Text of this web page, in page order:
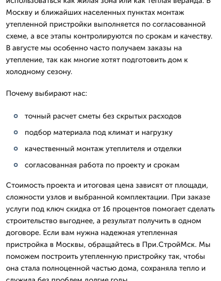
Москву и ближайших населенных пунктах монтаж
утепленной пристройки выполняется по согласованной
схеме, а все этапы контролируются по срокам и качеству.
В августе мы особенно часто получаем заказы на
утепление, так как многие хотят подготовить дом к
холодному сезону.
Почему выбирают нас:
точный расчет сметы без скрытых расходов
подбор материала под климат и нагрузку
качественный монтаж утеплителя и отделки
согласованная работа по проекту и срокам
Стоимость проекта и итоговая цена зависят от площади,
сложности узлов и выбранной комплектации. При заказе
услуги под ключ скидка от 16 процентов помогает сделать
строительство выгоднее, а результат получить в одном
договоре. Если вам нужна надежная утепленная
пристройка в Москвы, обращайтесь в При.СтройМск. Мы
поможем построить утепленную пристройку так, чтобы
она стала полноценной частью дома, сохраняла тепло и